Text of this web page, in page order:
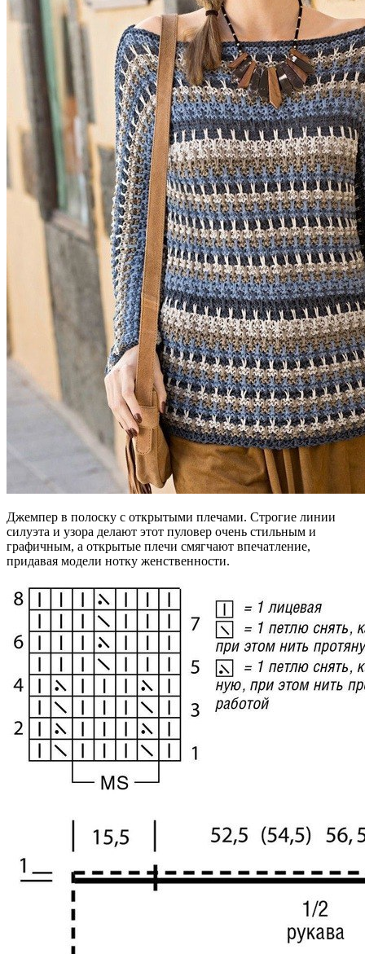
Джемпер в полоску с открытыми плечами. Строгие линии
силуэта и узора делают этот пуловер очень стильным и
графичным, а открытые плечи смягчают впечатление,
придавая модели нотку женственности.